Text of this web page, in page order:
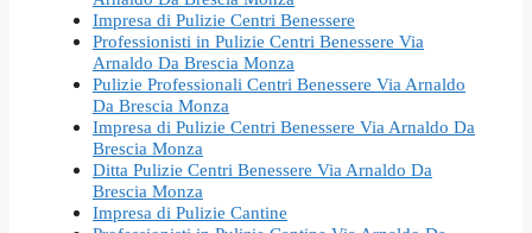
Impresa di Pulizie Centri Benessere
Professionisti in Pulizie Centri Benessere Via
Arnaldo Da Brescia Monza
Pulizie Professionali Centri Benessere Via Arnaldo
Da Brescia Monza
Impresa di Pulizie Centri Benessere Via Arnaldo Da
Brescia Monza
Ditta Pulizie Centri Benessere Via Arnaldo Da
Brescia Monza
Impresa di Pulizie Cantine